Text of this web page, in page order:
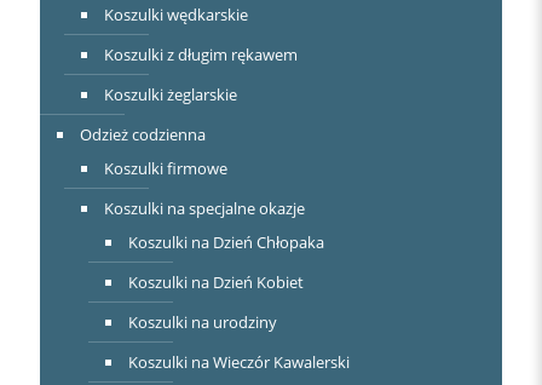
Koszulki wędkarskie
Koszulki z długim rękawem
Koszulki żeglarskie
Odzież codzienna
Koszulki firmowe
Koszulki na specjalne okazje
Koszulki na Dzień Chłopaka
Koszulki na Dzień Kobiet
Koszulki na urodziny
Koszulki na Wieczór Kawalerski